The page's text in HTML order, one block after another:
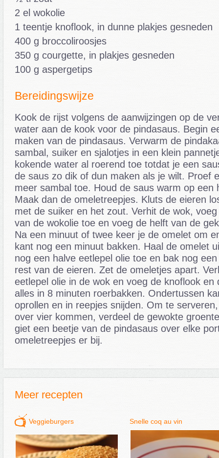
2 el wokolie
1 teentje knoflook, in dunne plakjes gesneden
400 g broccoliroosjes
350 g courgette, in plakjes gesneden
100 g aspergetips
Bereidingswijze
Kook de rijst volgens de aanwijzingen op de
water aan de kook voor de pindasaus. Begin
maken van de pindasaus. Verwarm de
sambal, suiker en sjalotjes in een klein
kokende water al roerend toe totdat je een
de saus zo dik of dun maken als je wilt. Proef
meer sambal toe. Houd de saus warm op een
Maak dan de omeletreepjes. Kluts de eieren
met de suiker en het zout. Verhit de wok,
van de wokolie toe en voeg de helft van de
Na een minuut of twee keer je de omelet om
kant nog een minuut bakken. Haal de omelet
nog een halve eetlepel olie toe en bak nog
rest van de eieren. Zet de omeletjes apart.
eetlepel olie in de wok en voeg de knoflook en
alles in 8 minuten roerbakken. Ondertussen
oprollen en in reepjes snijden. Om te
over vier kommen, verdeel de gewokte
giet een beetje van de pindasaus over elke
omeletreepjes er bij.
Meer recepten
Veggieburgers Snelle coq au vin